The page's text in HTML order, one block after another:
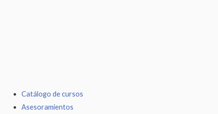
Catálogo de cursos
Asesoramientos